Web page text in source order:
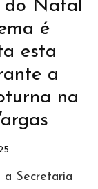
Natal
é
esta
a
na
a Secretaria